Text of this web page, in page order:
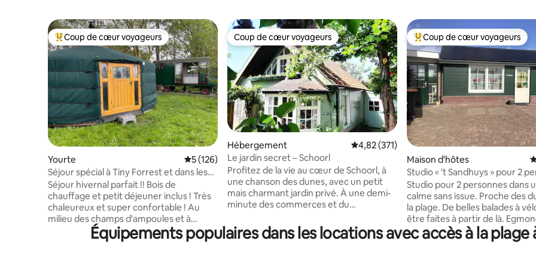
Coups de cœur voyageurs les plus appréciés
Coup de cœur voyageurs
Yourte Évaluation moyenne sur la base de 126 commentaires : 5 sur 5
5 (126)
Séjour spécial à Tiny Forrest et dans les
champs de bulbes
Séjour hivernal parfait !! Bois de
chauffage et petit déjeuner inclus ! Très
chaleureux et super confortable ! Au
milieu des champs d'ampoules et à
seulement 15 minutes en voiture de la
plage se trouve cette propriété unique
Coup de cœur voyageurs
Coup de cœur voyageurs
Hébergement Évaluation moyenne sur la base de 371
4,82 (371)
Le jardin secret – Schoorl
Profitez de la vie au cœur de Schoorl, à
une chanson des dunes, avec un petit
mais charmant jardin privé. À une demi-
minute des commerces et du
crème glacée. À 6 minutes en voiture du
village d'art de Bergen. La nature appelle,
Coups de cœur voyageurs les
Coup de cœur voyageurs
Maison d'hôtes
Studio « 't Sandhuys » pour 2
près des dunes d'Egmond
Studio pour 2 personnes dans
calme sans issue. Proche des
la plage. De belles balades à
être faites à partir de là.
à 10 min à vélo, Alkmaar à 7
du village d'artistes de Bergen.
Équipements populaires dans les locations avec accès à la